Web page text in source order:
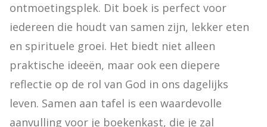
ontmoetingsplek. Dit boek is perfect voor
iedereen die houdt van samen zijn, lekker eten
en spirituele groei. Het biedt niet alleen
praktische ideeën, maar ook een diepere
reflectie op de rol van God in ons dagelijks
leven. Samen aan tafel is een waardevolle
aanvulling voor je boekenkast, die je zal